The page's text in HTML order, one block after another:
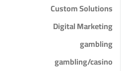
Custom Solutions
Digital Marketing
gambling
gambling/casino